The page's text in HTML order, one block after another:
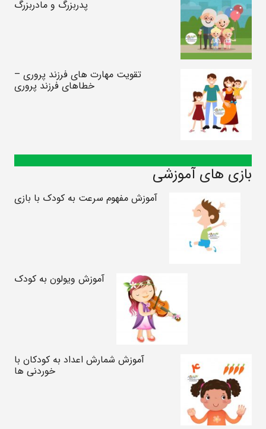
پدربزرگ و مادربزرگ
تقویت مهارت های فرزند پروری –
خطاهای فرزند پروری
بازی های آموزشی
آموزش مفهوم سرعت به کودک با بازی
آموزش ویولون به کودک
آموزش شمارش اعداد به کودکان با
خوردنی ها